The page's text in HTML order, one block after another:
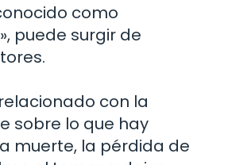
como
puede surgir de
con la
sobre lo que hay
muerte, la pérdida de